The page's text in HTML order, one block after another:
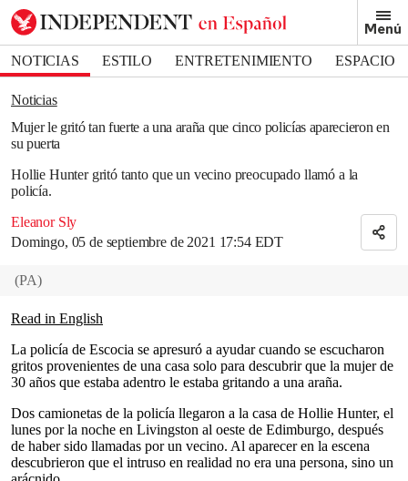
Menú
NOTICIAS ESTILO ENTRETENIMIENTO
ESPACIO
DEPORTES
Noticias
Mujer le gritó tan fuerte a una araña que cinco policías aparecieron en
su puerta
Hollie Hunter gritó tanto que un vecino preocupado llamó a la
policía.
Eleanor Sly
Domingo, 05 de septiembre de 2021 17:54 EDT
Bookmark popover
Removed from bookmarks
Close popover
(PA)
Read in English
La policía de Escocia se apresuró a ayudar cuando se escucharon
gritos provenientes de una casa solo para descubrir que la mujer de
30 años que estaba adentro le estaba gritando a una araña.
Dos camionetas de la policía llegaron a la casa de Hollie Hunter, el
lunes por la noche en Livingston al oeste de Edimburgo, después
de haber sido llamadas por un vecino. Al aparecer en la escena
descubrieron que el intruso en realidad no era una persona, sino un